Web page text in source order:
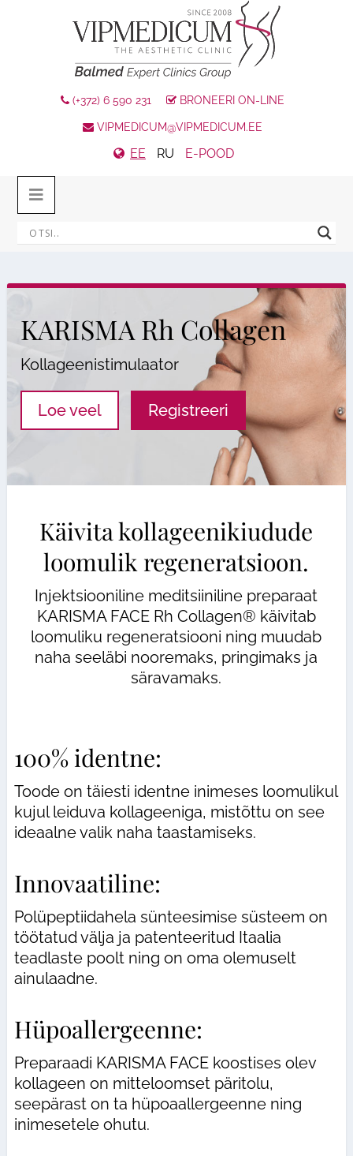
(+372) 6 590 231 BRONEERI ON-LINE
VIPMEDICUM@VIPMEDICUM.EE
EE RU E-POOD
KARISMA Rh Collagen
Kollageenistimulaator
Loe veel Registreeri
Käivita kollageenikiudude
loomulik regeneratsioon.
Injektsiooniline meditsiiniline preparaat
KARISMA FACE Rh Collagen® käivitab
loomuliku regeneratsiooni ning muudab
naha seeläbi nooremaks, pringimaks ja
säravamaks.
100% identne:
Toode on täiesti identne inimeses loomulikul
kujul leiduva kollageeniga, mistõttu on see
ideaalne valik naha taastamiseks.
Innovaatiline:
Polüpeptiidahela sünteesimise süsteem on
töötatud välja ja patenteeritud Itaalia
teadlaste poolt ning on oma olemuselt
ainulaadne.
Hüpoallergeenne:
Preparaadi KARISMA FACE koostises olev
kollageen on mitteloomset päritolu,
seepärast on ta hüpoaallergeenne ning
inimesetele ohutu.